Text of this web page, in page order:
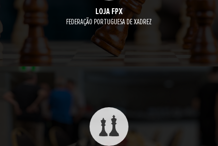
LOJA FPX
FEDERAÇÃO PORTUGUESA DE XADREZ